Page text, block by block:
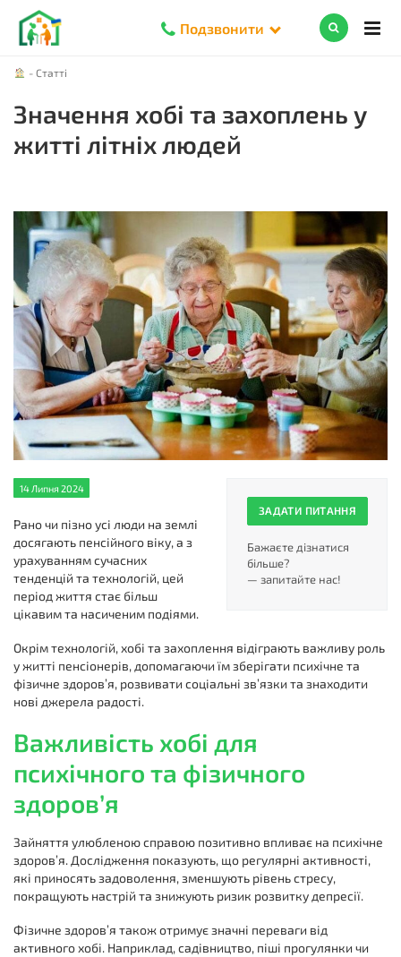
Подзвонити
- Статті
Значення хобі та захоплень у
житті літніх людей
ЗАДАТИ ПИТАННЯ
Бажаєте дізнатися
більше?
— запитайте нас!
14 Липня 2024
Рано чи пізно усі люди на землі
досягають пенсійного віку, а з
урахуванням сучасних
тенденцій та технологій, цей
період життя стає більш
цікавим та насиченим подіями.
Окрім технологій, хобі та захоплення відіграють важливу роль
у житті пенсіонерів, допомагаючи їм зберігати психічне та
фізичне здоров’я, розвивати соціальні зв’язки та знаходити
нові джерела радості.
Важливість хобі для
психічного та фізичного
здоров’я
Зайняття улюбленою справою позитивно впливає на психічне
здоров’я. Дослідження показують, що регулярні активності,
які приносять задоволення, зменшують рівень стресу,
покращують настрій та знижують ризик розвитку депресії.
Фізичне здоров’я також отримує значні переваги від
активного хобі. Наприклад, садівництво, піші прогулянки чи